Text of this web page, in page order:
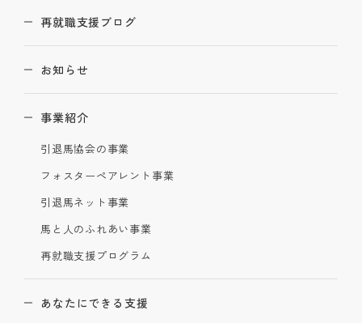
再就職支援ブログ
お知らせ
事業紹介
引退馬協会の事業
フォスターペアレント事業
引退馬ネット事業
馬と人のふれあい事業
再就職支援プログラム
あなたにできる支援